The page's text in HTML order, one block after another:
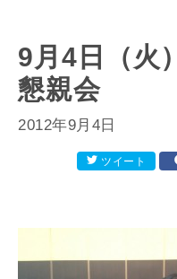
9月4日（火
懇親会
2012年9月4日
ツイート